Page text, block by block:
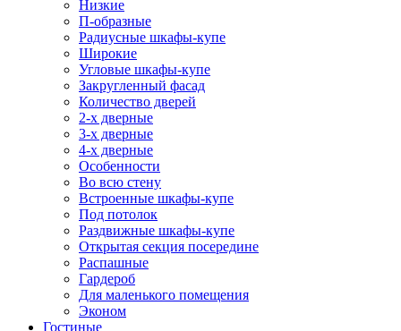
Низкие
П-образные
Радиусные шкафы-купе
Широкие
Угловые шкафы-купе
Закругленный фасад
Количество дверей
2-х дверные
3-х дверные
4-х дверные
Особенности
Во всю стену
Встроенные шкафы-купе
Под потолок
Раздвижные шкафы-купе
Открытая секция посередине
Распашные
Гардероб
Для маленького помещения
Эконом
Гостиные